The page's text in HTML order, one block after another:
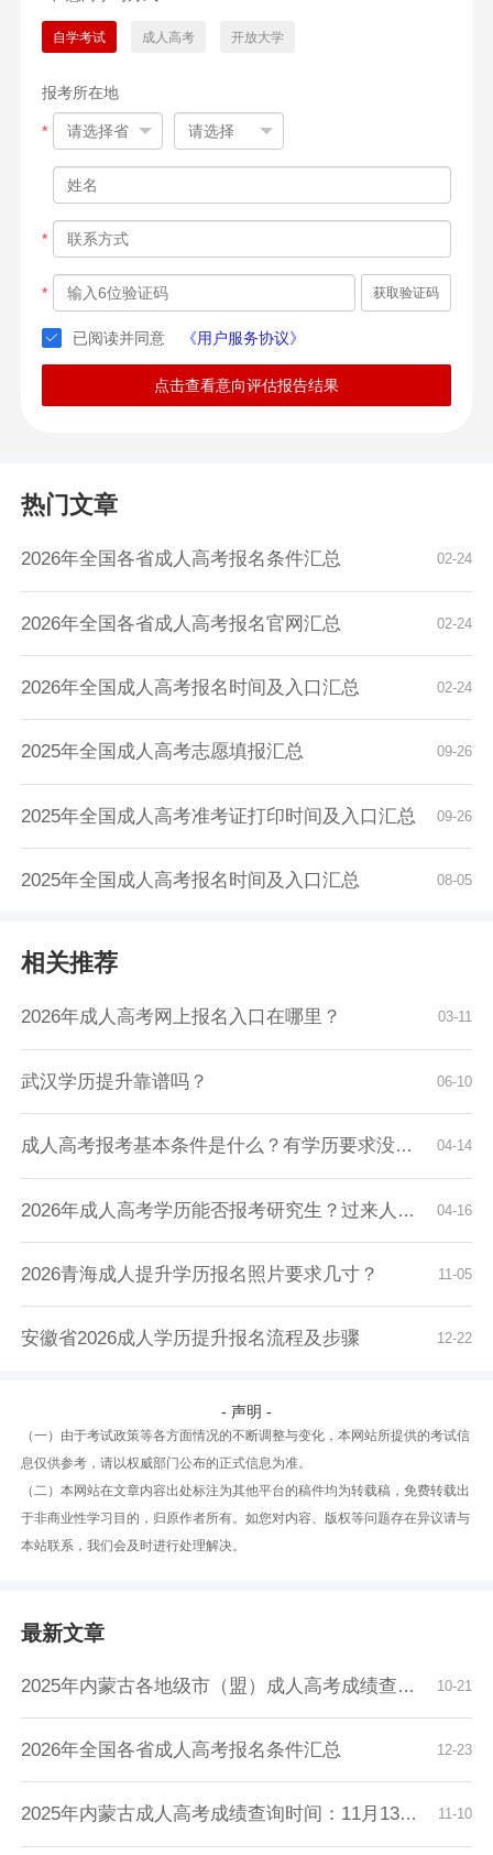
自学考试 成人高考 开放大学
报考所在地
*
*
* 获取验证码
已阅读并同意 《用户服务协议》
点击查看意向评估报告结果
热门文章
02-24
2026年全国各省成人高考报名条件汇总
02-24
2026年全国各省成人高考报名官网汇总
02-24
2026年全国成人高考报名时间及入口汇总
09-26
2025年全国成人高考志愿填报汇总
09-26
2025年全国成人高考准考证打印时间及入口汇总
08-05
2025年全国成人高考报名时间及入口汇总
相关推荐
03-11
2026年成人高考网上报名入口在哪里？
06-10
武汉学历提升靠谱吗？
04-14
成人高考报考基本条件是什么？有学历要求没有？
04-16
2026年成人高考学历能否报考研究生？过来人告诉...
11-05
2026青海成人提升学历报名照片要求几寸？
12-22
安徽省2026成人学历提升报名流程及步骤
- 声明 -
（一）由于考试政策等各方面情况的不断调整与变化，本网站所提供的考试信
息仅供参考，请以权威部门公布的正式信息为准。
（二）本网站在文章内容出处标注为其他平台的稿件均为转载稿，免费转载出
于非商业性学习目的，归原作者所有。如您对内容、版权等问题存在异议请与
本站联系，我们会及时进行处理解决。
最新文章
10-21
2025年内蒙古各地级市（盟）成人高考成绩查询时...
12-23
2026年全国各省成人高考报名条件汇总
11-10
2025年内蒙古成人高考成绩查询时间：11月13日9...